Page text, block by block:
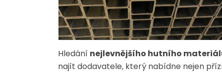
Hledání nejlevnějšího hutního
najít dodavatele, který nabídne nejen